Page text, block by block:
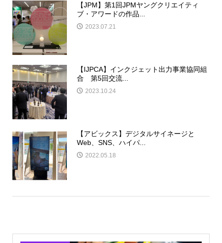
【JPM】第1回JPMヤングクリエイティ
ブ・アワードの作品...
2023.07.21
【IJPCA】インクジェット出力事業協同組
合 第5回交流...
2023.10.24
【アビックス】デジタルサイネージと
Web、SNS、ハイパ...
2022.05.18